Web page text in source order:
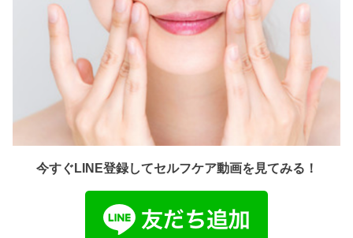
今すぐLINE登録してセルフケア動画を見てみる！